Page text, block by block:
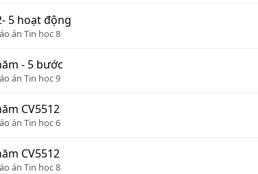
5 hoạt động
án Tin học 8
- 5 bước
án Tin học 9
CV5512
án Tin học 6
CV5512
án Tin học 8